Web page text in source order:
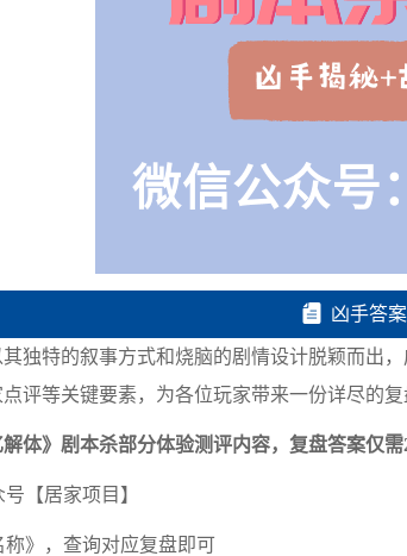
凶手答
特的叙事方式和烧脑的剧情设计脱颖而出，
评等关键要素，为各位玩家带来一份详尽的复
体》剧本杀部分体验测评内容，复盘答案仅需
【居家项目】
》，查询对应复盘即可